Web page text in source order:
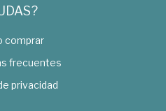
comprar
frecuentes
privacidad